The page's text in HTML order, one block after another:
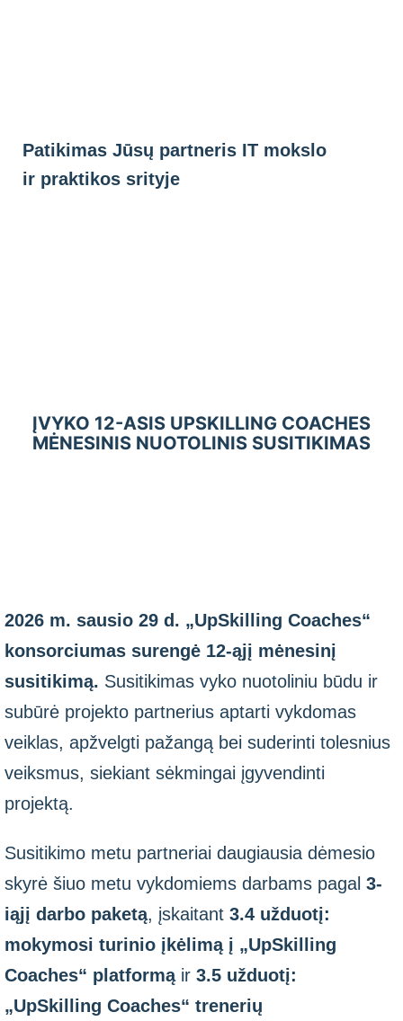
Patikimas Jūsų partneris IT mokslo
ir praktikos srityje
ĮVYKO 12-ASIS UPSKILLING COACHES
MĖNESINIS NUOTOLINIS SUSITIKIMAS
2026 m. sausio 29 d. „UpSkilling Coaches“
konsorciumas surengė 12-ąjį mėnesinį
susitikimą. Susitikimas vyko nuotoliniu būdu ir
subūrė projekto partnerius aptarti vykdomas
veiklas, apžvelgti pažangą bei suderinti tolesnius
veiksmus, siekiant sėkmingai įgyvendinti
projektą.
Susitikimo metu partneriai daugiausia dėmesio
skyrė šiuo metu vykdomiems darbams pagal 3-
iąjį darbo paketą, įskaitant 3.4 užduotį:
mokymosi turinio įkėlimą į „UpSkilling
Coaches“ platformąir 3.5 užduotį:
„UpSkilling Coaches“ trenerių